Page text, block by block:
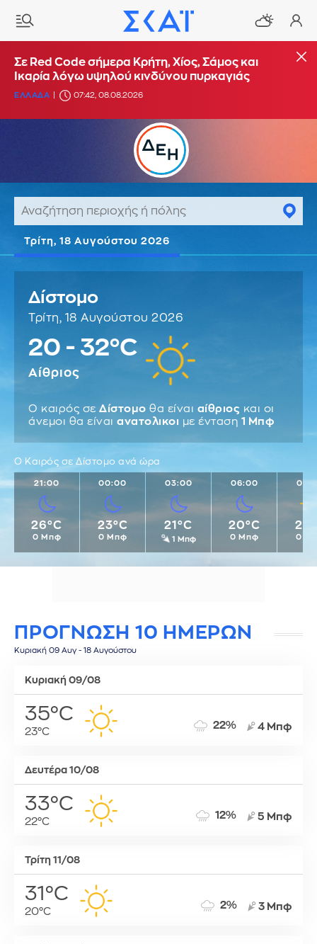
Σε Red Code σήμερα Κρήτη, Χίος, Σάμος και
Ικαρία λόγω υψηλού κινδύνου πυρκαγιάς
ΕΛΛΑΔΑ 07:42, 08.08.2026
Τρίτη, 18 Αυγούστου 2026
Δίστομο
Τρίτη, 18 Αυγούστου 2026
20 - 32°C
Αίθριος
Ο καιρός σε Δίστομο θα είναι αίθριος και οι
άνεμοι θα είναι ανατολικοι με ένταση 1 Μπφ
Ο Καιρός σε Δίστομο ανά ώρα
21:00
26°C
0 Μπφ
00:00
23°C
0 Μπφ
03:00
21°C
1 Μπφ
06:00
20°C
0 Μπφ 0
ΠΡΟΓΝΩΣΗ 10 ΗΜΕΡΩΝ
Κυριακή 09 Αυγ - 18 Αυγούστου
Κυριακή 09/08
35°C
23°C
22% 4 Μπφ
Δευτέρα 10/08
33°C
22°C
12% 5 Μπφ
Τρίτη 11/08
31°C
20°C
2% 3 Μπφ